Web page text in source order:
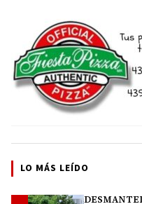
LO MÁS LEÍDO